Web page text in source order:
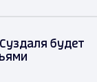
будет